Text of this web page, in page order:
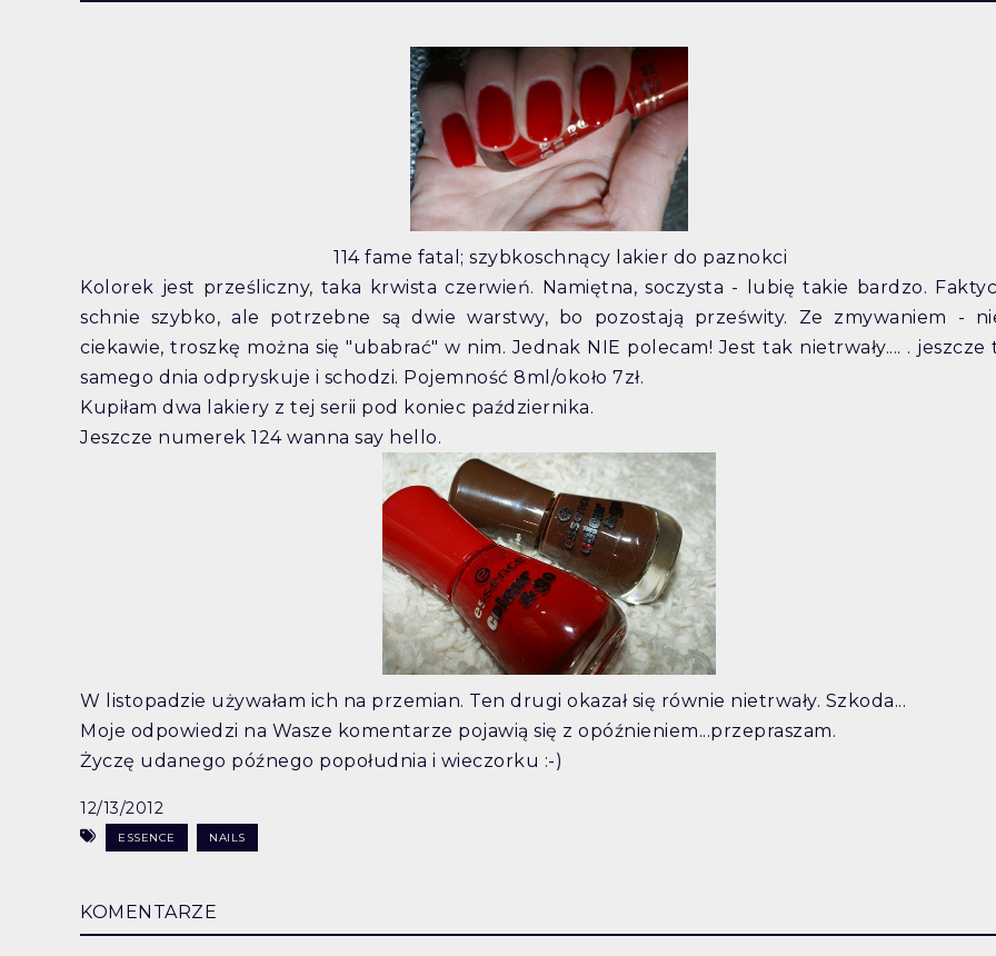
114 fame fatal; szybkoschnący lakier do paznokci
Kolorek jest prześliczny, taka krwista czerwień. Namiętna, soczysta - lubię takie bardzo.
schnie szybko, ale potrzebne są dwie warstwy, bo pozostają prześwity. Ze zmywaniem -
ciekawie, troszkę można się "ubabrać" w nim. Jednak NIE polecam! Jest tak nietrwały.... . jeszcze
samego dnia odpryskuje i schodzi. Pojemność 8ml/około 7zł.
Kupiłam dwa lakiery z tej serii pod koniec października.
Jeszcze numerek 124 wanna say hello.
W listopadzie używałam ich na przemian. Ten drugi okazał się równie nietrwały. Szkoda...
Moje odpowiedzi na Wasze komentarze pojawią się z opóźnieniem...przepraszam.
Życzę udanego późnego popołudnia i wieczorku :-)
12/13/2012
ESSENCE NAILS
KOMENTARZE